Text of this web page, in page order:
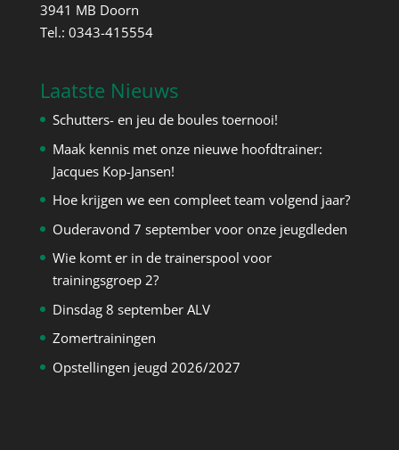
3941 MB Doorn
Tel.: 0343-415554
Laatste Nieuws
Schutters- en jeu de boules toernooi!
Maak kennis met onze nieuwe hoofdtrainer:
Jacques Kop-Jansen!
Hoe krijgen we een compleet team volgend jaar?
Ouderavond 7 september voor onze jeugdleden
Wie komt er in de trainerspool voor
trainingsgroep 2?
Dinsdag 8 september ALV
Zomertrainingen
Opstellingen jeugd 2026/2027